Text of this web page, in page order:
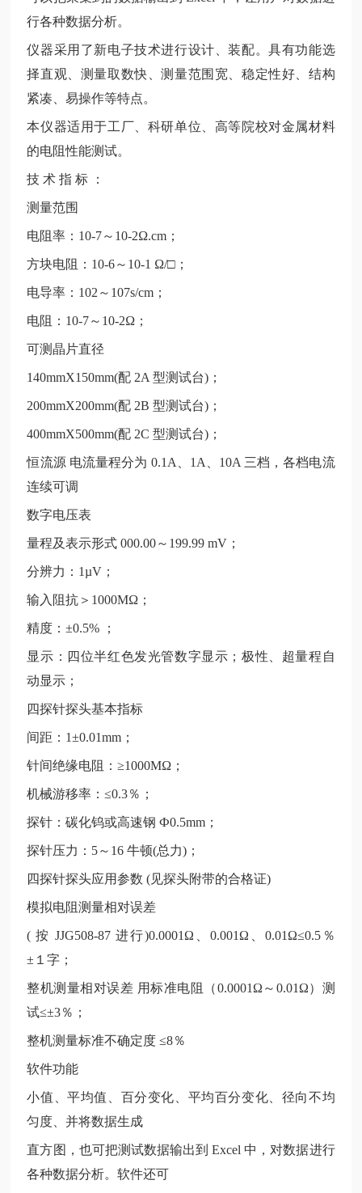
行各种数据分析。
仪器采用了新电子技术进行设计、装配。具有功能选
择直观、测量取数快、测量范围宽、稳定性好、结构
紧凑、易操作等特点。
本仪器适用于工厂、科研单位、高等院校对金属材料
的电阻性能测试。
技 术 指 标 ：
测量范围
电阻率： 10-7～10-2Ω.cm；
方块电阻： 10-6～10-1 Ω/□；
电导率： 102～107s/cm；
电阻： 10-7～10-2Ω；
可测晶片直径
140mmX150mm(配 2A 型测试台)；
200mmX200mm(配 2B 型测试台)；
400mmX500mm(配 2C 型测试台)；
恒流源电流量程分为 0.1A、1A、10A 三档，各档电流
连续可调
数字电压表
量程及表示形式 000.00～199.99 mV；
分辨力： 1µV；
输入阻抗＞ 1000MΩ；
精度：±0.5% ；
显示：四位半红色发光管数字显示；极性、超量程自
动显示；
四探针探头基本指标
间距： 1±0.01mm；
针间绝缘电阻：≥1000MΩ；
机械游移率：≤0.3％；
探针：碳化钨或高速钢 Ф0.5mm；
探针压力： 5～16 牛顿(总力)；
四探针探头应用参数 (见探头附带的合格证)
模拟电阻测量相对误差
( 按 JJG508-87 进行)0.0001Ω、0.001Ω、0.01Ω≤0.5％
±１字；
整机测量相对误差 用标准电阻（0.0001Ω～0.01Ω）测
试≤±3％；
整机测量标准不确定度 ≤8％
软件功能
小值、平均值、百分变化、平均百分变化、径向不均
匀度、并将数据生成
直方图，也可把测试数据输出到 Excel 中，对数据进行
各种数据分析。软件还可